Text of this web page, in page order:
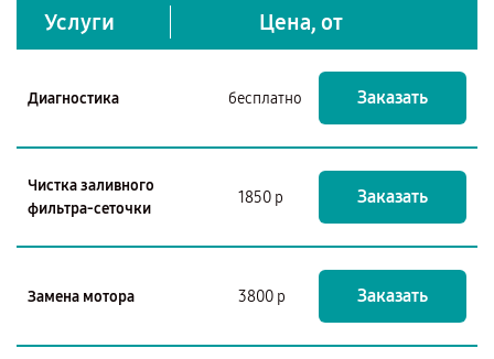
Услуги Цена, от
Диагностика бесплатно Заказать
Чистка заливного
фильтра-сеточки
1850 р Заказать
Замена мотора 3800 р Заказать